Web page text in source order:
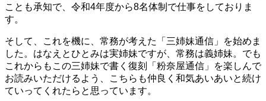
ことも承知で、令和4年度から8名体制で仕事をしておりま
す。
そして、これを機に、常務が考えた「三姉妹通信」を始めま
した。はなえとひとみは実姉妹ですが、常務は義姉妹。でも
これからもこの三姉妹で書く復刻「粉奈屋通信」を楽しんで
お読みいただけるよう、こちらも仲良く和気あいあいと続け
ていってくれたらと思っています。